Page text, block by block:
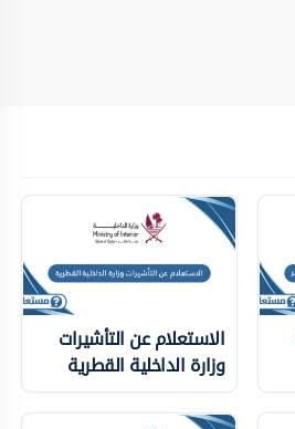
الاستعلام عن التأشيرات
وزارة الداخلية ‏القطرية